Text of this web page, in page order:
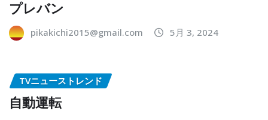
プレバン
pikakichi2015@gmail.com 5月 3, 2024
TVニューストレンド
自動運転